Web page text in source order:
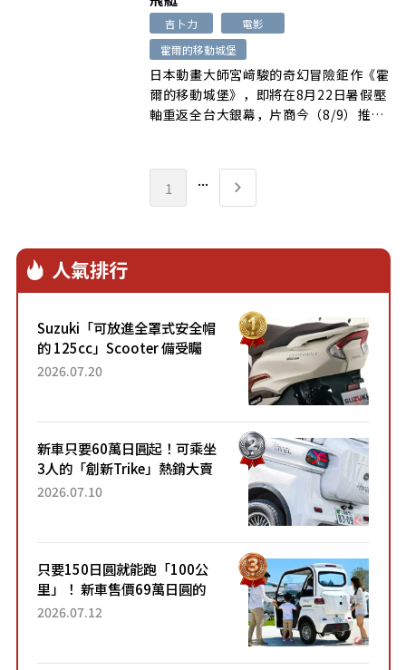
吉卜力
電影
霍爾的移動城堡
日本動畫大師宮﨑駿的奇幻冒險鉅作《霍
爾的移動城堡》，即將在8月22日暑假壓
軸重返全台大銀幕，片商今（8/9）推
1 ...
人氣排行
Suzuki「可放進全罩式安全帽
的 125cc」Scooter 備受矚
目！採用全新流線設計與各項
2026.07.20
新車只要60萬日圓起！可乘坐
3人的「創新Trike」熱銷大賣
成為人氣車款！「養車成本真
2026.07.10
只要150日圓就能跑「100公
里」！ 新車售價69萬日圓的
「3人座」Trike大受歡迎！ 順
2026.07.12